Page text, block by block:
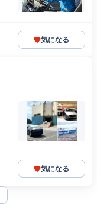
気になる
気になる